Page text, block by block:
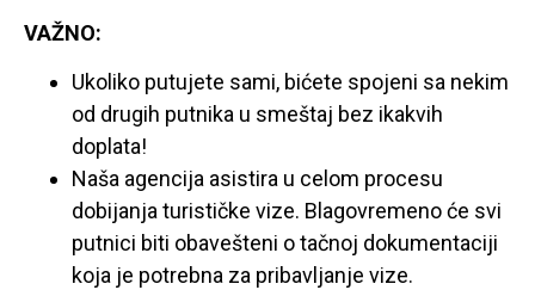
VAŽNO:
Ukoliko putujete sami, bićete spojeni sa nekim
od drugih putnika u smeštaj bez ikakvih
doplata!
Naša agencija asistira u celom procesu
dobijanja turističke vize. Blagovremeno će svi
putnici biti obavešteni o tačnoj dokumentaciji
koja je potrebna za pribavljanje vize.